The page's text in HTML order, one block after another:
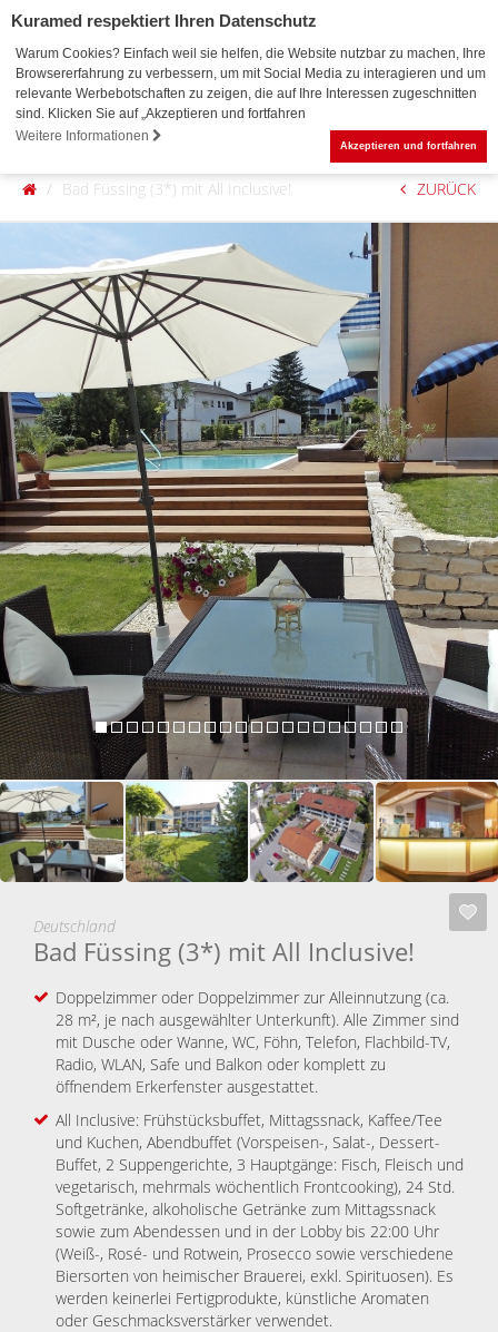
Kuramed respektiert Ihren Datenschutz
Warum Cookies? Einfach weil sie helfen, die Website nutzbar zu machen, Ihre
Browsererfahrung zu verbessern, um mit Social Media zu interagieren und um
relevante Werbebotschaften zu zeigen, die auf Ihre Interessen zugeschnitten
sind. Klicken Sie auf „Akzeptieren und fortfahren
Weitere Informationen
Akzeptieren und fortfahren
Bad Füssing (3*) mit All Inclusive! ZURÜCK
Deutschland
Bad Füssing (3*) mit All Inclusive!
Doppelzimmer oder Doppelzimmer zur Alleinnutzung (ca.
28 m², je nach ausgewählter Unterkunft). Alle Zimmer sind
mit Dusche oder Wanne, WC, Föhn, Telefon, Flachbild-TV,
Radio, WLAN, Safe und Balkon oder komplett zu
öffnendem Erkerfenster ausgestattet.
All Inclusive: Frühstücksbuffet, Mittagssnack, Kaffee/Tee
und Kuchen, Abendbuffet (Vorspeisen-, Salat-, Dessert-
Buffet, 2 Suppengerichte, 3 Hauptgänge: Fisch, Fleisch und
vegetarisch, mehrmals wöchentlich Frontcooking), 24 Std.
Softgetränke, alkoholische Getränke zum Mittagssnack
sowie zum Abendessen und in der Lobby bis 22:00 Uhr
(Weiß-, Rosé- und Rotwein, Prosecco sowie verschiedene
Biersorten von heimischer Brauerei, exkl. Spirituosen). Es
werden keinerlei Fertigprodukte, künstliche Aromaten
oder Geschmacksverstärker verwendet.